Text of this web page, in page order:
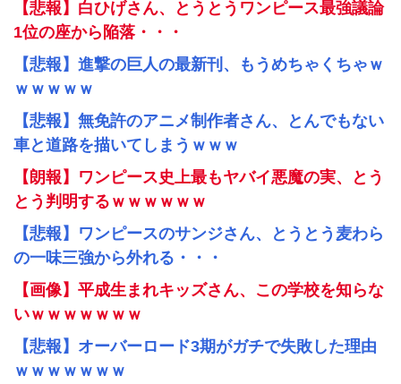
【悲報】白ひげさん、とうとうワンピース最強議論
1位の座から陥落・・・
【悲報】進撃の巨人の最新刊、もうめちゃくちゃｗ
ｗｗｗｗｗ
【悲報】無免許のアニメ制作者さん、とんでもない
車と道路を描いてしまうｗｗｗ
【朗報】ワンピース史上最もヤバイ悪魔の実、とう
とう判明するｗｗｗｗｗｗ
【悲報】ワンピースのサンジさん、とうとう麦わら
の一味三強から外れる・・・
【画像】平成生まれキッズさん、この学校を知らな
いｗｗｗｗｗｗｗ
【悲報】オーバーロード3期がガチで失敗した理由
ｗｗｗｗｗｗｗ